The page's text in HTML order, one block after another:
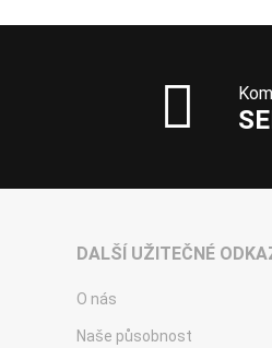
DALŠÍ UŽITEČNÉ
O nás
Naše působnost